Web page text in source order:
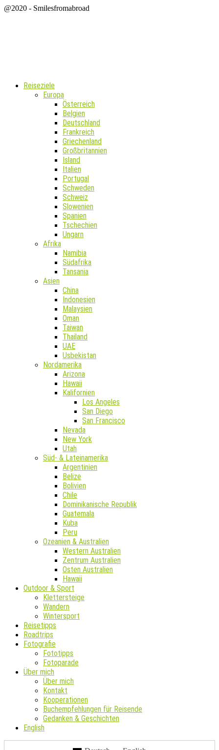
@2020 - Smilesfromabroad
Reiseziele
Europa
Österreich
Belgien
Deutschland
Frankreich
Griechenland
Großbritannien
Island
Italien
Portugal
Schweden
Schweiz
Slowenien
Spanien
Tschechien
Ungarn
Afrika
Namibia
Südafrika
Tansania
Asien
China
Indonesien
Malaysien
Oman
Taiwan
Thailand
UAE
Usbekistan
Nordamerika
Arizona
Hawaii
Kalifornien
Los Angeles
San Diego
San Francisco
Nevada
New York
Utah
Süd- & Lateinamerika
Argentinien
Belize
Bolivien
Chile
Dominikanische Republik
Guatemala
Kuba
Peru
Ozeanien & Australien
Western Australien
Zentrum Australien
Osten Australien
Hawaii
Outdoor & Sport
Klettersteige
Wandern
Wintersport
Reisetipps
Roadtrips
Fotografie
Fototipps
Fotoparade
Über mich
Über mich
Kontakt
Kooperationen
Buchempfehlungen für Reisende
Gedanken & Geschichten
English